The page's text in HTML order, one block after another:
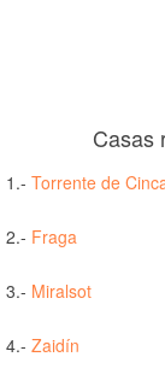
Casas
1.- Torrente de
2.- Fraga
3.- Miralsot
4.- Zaidín